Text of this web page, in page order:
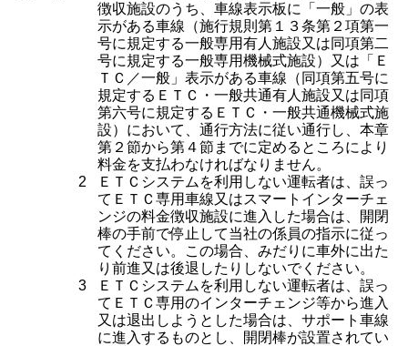
徴収施設のうち、車線表示板に「一般」の表
示がある車線（施行規則第１３条第２項第一
号に規定する一般専用有人施設又は同項第二
号に規定する一般専用機械式施設）又は「Ｅ
ＴＣ／一般」表示がある車線（同項第五号に
規定するＥＴＣ・一般共通有人施設又は同項
第六号に規定するＥＴＣ・一般共通機械式施
設）において、通行方法に従い通行し、本章
第２節から第４節までに定めるところにより
料金を支払わなければなりません。
2
ＥＴＣシステムを利用しない運転者は、誤っ
てＥＴＣ専用車線又はスマートインターチェ
ンジの料金徴収施設に進入した場合は、開閉
棒の手前で停止して当社の係員の指示に従っ
てください。この場合、みだりに車外に出た
り前進又は後退したりしないでください。
3
ＥＴＣシステムを利用しない運転者は、誤っ
てＥＴＣ専用のインターチェンジ等から進入
又は退出しようとした場合は、サポート車線
に進入するものとし、開閉棒が設置されてい